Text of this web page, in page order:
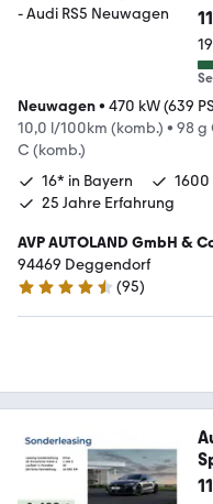
Neuwagen• 470 kW (639
10,0 l/100km (komb.) • 98 g
C (komb.)
16* in Bayern
1600
25 Jahre Erfahrung
AVP AUTOLAND GmbH &
94469 Deggendorf
4.6 Sterne
(95)